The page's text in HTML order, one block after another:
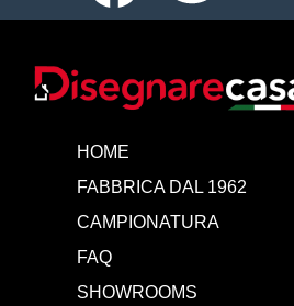
HOME
FABBRICA DAL 1962
CAMPIONATURA
FAQ
SHOWROOMS